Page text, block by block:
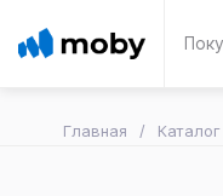
Главная Каталог